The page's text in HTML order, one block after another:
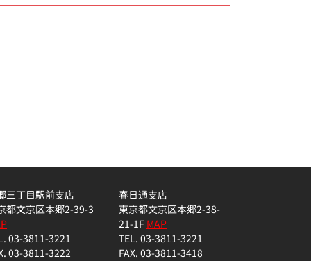
三丁目駅前支店
都文京区本郷2-39-3
03-3811-3221
03-3811-3222
春日通支店
東京都文京区本郷2-38-
21-1FMAP
TEL. 03-3811-3221
FAX. 03-3811-3418